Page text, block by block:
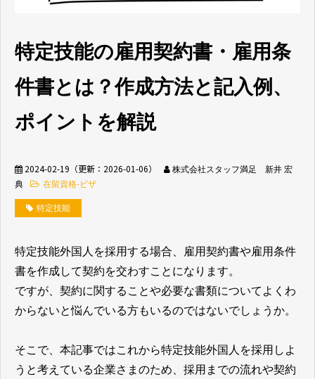
介護業界採用 ホテル業界採用
外食業界採用
業種別資料ダウンロ
ード
特定技能の雇用契約書・雇用条
件書とは？作成方法と記入例、
ポイントを解説
2024-02-19 （更新： 2026-01-06）
株式会社スタッフ満足 新井 宏
典
在留資格-ビザ
特定技能
特定技能外国人を採用する場合、雇用契約書や雇用条件
書を作成して契約を交わすことになります。
ですが、契約に関することや必要な書類についてよくわ
からないと悩んでいる方もいるのではないでしょうか。
そこで、本記事ではこれから特定技能外国人を採用しよ
うと考えている企業さまのため、採用までの流れや契約